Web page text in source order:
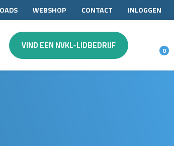
WEBSHOP CONTACT INLOGGEN
VIND EEN NVKL-LIDBEDRIJF 0